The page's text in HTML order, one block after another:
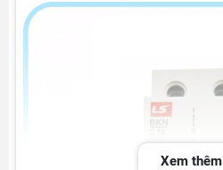
Xem thêm